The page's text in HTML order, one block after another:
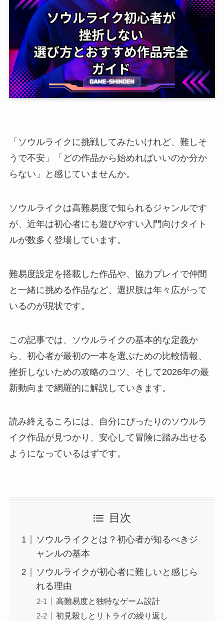
「ソウルライクに挑戦してみたいけれど、難しそ
うで不安」「どの作品から始めればいいのか分か
らない」と感じていませんか。
ソウルライクは高難易度で知られるジャンルです
が、近年は初心者にも遊びやすい入門向けタイト
ルが数多く登場しています。
難易度設定を搭載した作品や、協力プレイで仲間
と一緒に挑める作品など、選択肢は年々広がって
いるのが現状です。
この記事では、ソウルライクの基本的な定義か
ら、初心者が最初の一本を選ぶための比較情報、
挫折しないための攻略のコツ、そして2026年の最
新動向まで網羅的に解説していきます。
読み終えるころには、自分にぴったりのソウルラ
イク作品が見つかり、安心して冒険に踏み出せる
ようになっているはずです。
目次
ソウルライクとは？初心者が知るべきジ
ャンルの基本
ソウルライクが初心者に難しいと感じら
れる理由
高難易度と独特なゲーム設計
初見殺しとリトライの繰り返し